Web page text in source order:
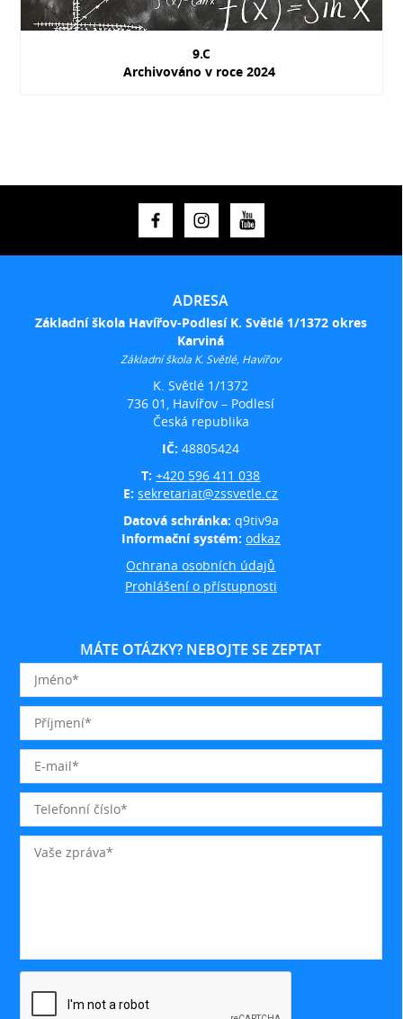
9.C
Archivováno v roce 2024
ADRESA
Základní škola Havířov-Podlesí K. Světlé 1/1372 okres
Karviná
Základní škola K. Světlé, Havířov
K. Světlé 1/1372
736 01, Havířov – Podlesí
Česká republika
IČ:48805424
T:+420 596 411 038
E:sekretariat@zssvetle.cz
Datová schránka: q9tiv9a
Informační systém: odkaz
Ochrana osobních údajů
Prohlášení o přístupnosti
MÁTE OTÁZKY? NEBOJTE SE ZEPTAT